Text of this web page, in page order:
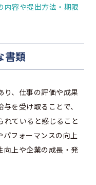
内容や提出方法・期限
書類
り、仕事の評価や成果
を受け取ることで、
れていると感じること
フォーマンスの向上
向上や企業の成長・発